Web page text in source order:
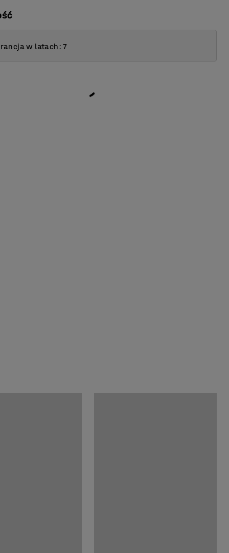
w latach: 7